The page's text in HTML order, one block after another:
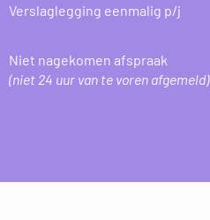
Verslaglegging eenmalig p/j
Niet nagekomen afspraak
(niet 24 uur van te voren afgemeld)